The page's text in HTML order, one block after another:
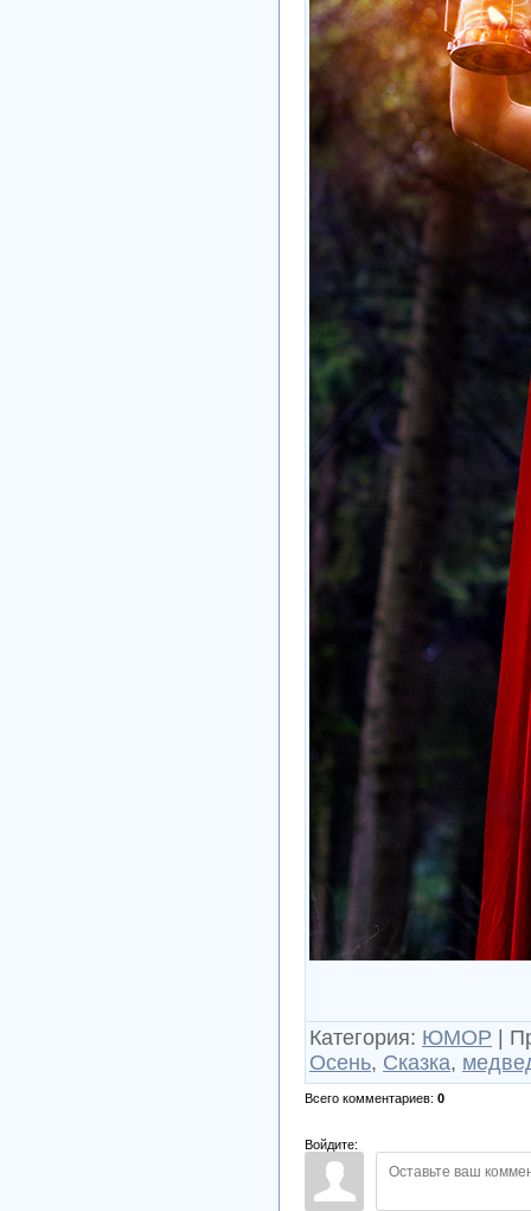
Категория: ЮМОР |
Осень, Сказка,
Всего комментариев: 0
Войдите: